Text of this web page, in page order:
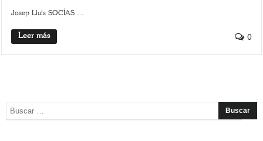
Josep Lluís SOCÍAS ...
Leer más 0